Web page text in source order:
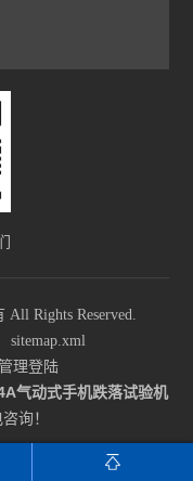
Rights Reserved.
sitemap.xml
管理登陆
气动式手机跌落试验机
询！